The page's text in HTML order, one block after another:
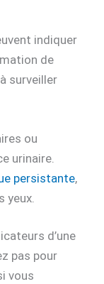
indiquer
de
surveiller
ou
urinaire.
persistante,
yeux.
d’une
pas pour
vous